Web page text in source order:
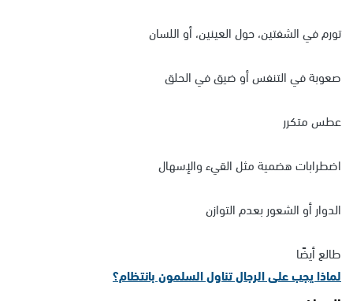
تورم في الشفتين، حول العينين، أو اللسان
صعوبة في التنفس أو ضيق في الحلق
عطس متكرر
اضطرابات هضمية مثل القيء والإسهال
الدوار أو الشعور بعدم التوازن
طالع أيضًا
لماذا يجب على الرجال تناول السلمون بانتظام؟